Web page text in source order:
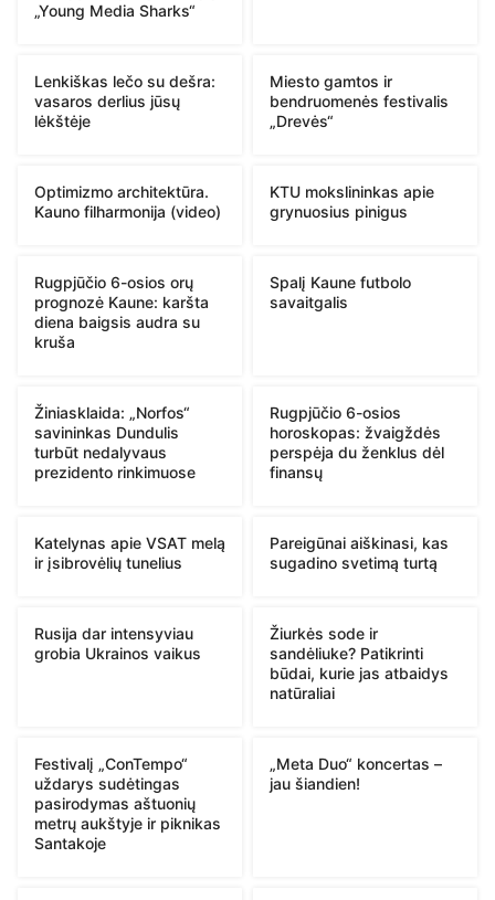
„Young Media Sharks“
Lenkiškas lečo su dešra:
vasaros derlius jūsų
lėkštėje
Miesto gamtos ir
bendruomenės festivalis
„Drevės“
Optimizmo architektūra.
Kauno filharmonija (video)
KTU mokslininkas apie
grynuosius pinigus
Rugpjūčio 6-osios orų
prognozė Kaune: karšta
diena baigsis audra su
kruša
Spalį Kaune futbolo
savaitgalis
Žiniasklaida: „Norfos“
savininkas Dundulis
turbūt nedalyvaus
prezidento rinkimuose
Rugpjūčio 6-osios
horoskopas: žvaigždės
perspėja du ženklus dėl
finansų
Katelynas apie VSAT melą
ir įsibrovėlių tunelius
Pareigūnai aiškinasi, kas
sugadino svetimą turtą
Rusija dar intensyviau
grobia Ukrainos vaikus
Žiurkės sode ir
sandėliuke? Patikrinti
būdai, kurie jas atbaidys
natūraliai
Festivalį „ConTempo“
uždarys sudėtingas
pasirodymas aštuonių
metrų aukštyje ir piknikas
Santakoje
„Meta Duo“ koncertas –
jau šiandien!